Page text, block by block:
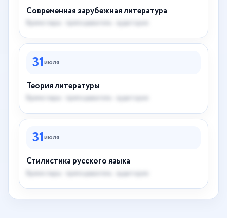
Современная зарубежная литература
Время пары · преподаватель · аудитория
31июля
Теория литературы
Время пары · преподаватель · аудитория
31июля
Стилистика русского языка
Время пары · преподаватель · аудитория